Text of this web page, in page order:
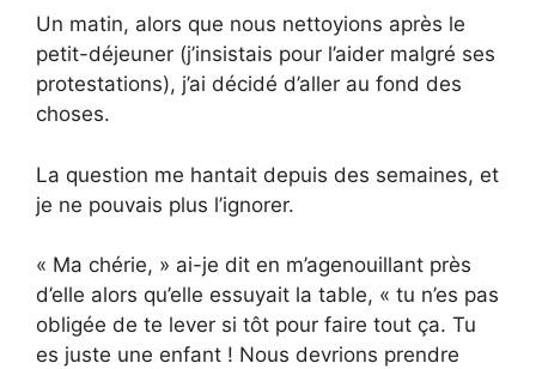
Un matin, alors que nous nettoyions après le
petit-déjeuner (j’insistais pour l’aider malgré ses
protestations), j’ai décidé d’aller au fond des
choses.
La question me hantait depuis des semaines, et
je ne pouvais plus l’ignorer.
« Ma chérie, » ai-je dit en m’agenouillant près
d’elle alors qu’elle essuyait la table, « tu n’es pas
obligée de te lever si tôt pour faire tout ça. Tu
es juste une enfant ! Nous devrions prendre